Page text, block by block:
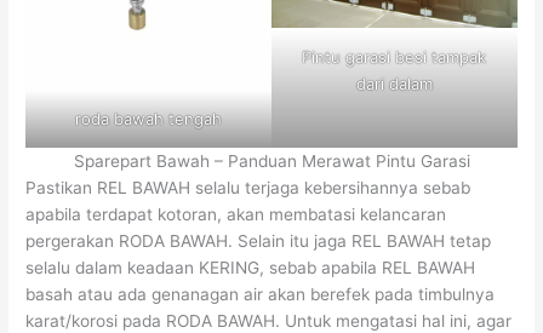
roda bawah tengah
Pintu garasi besi tampak
dari dalam
Sparepart Bawah – Panduan Merawat Pintu Garasi
Pastikan REL BAWAH selalu terjaga kebersihannya sebab
apabila terdapat kotoran, akan membatasi kelancaran
pergerakan RODA BAWAH. Selain itu jaga REL BAWAH tetap
selalu dalam keadaan KERING, sebab apabila REL BAWAH
basah atau ada genanagan air akan berefek pada timbulnya
karat/korosi pada RODA BAWAH. Untuk mengatasi hal ini, agar